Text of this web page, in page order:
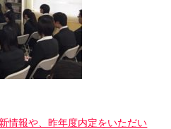
情報や、昨年度内定をいただい